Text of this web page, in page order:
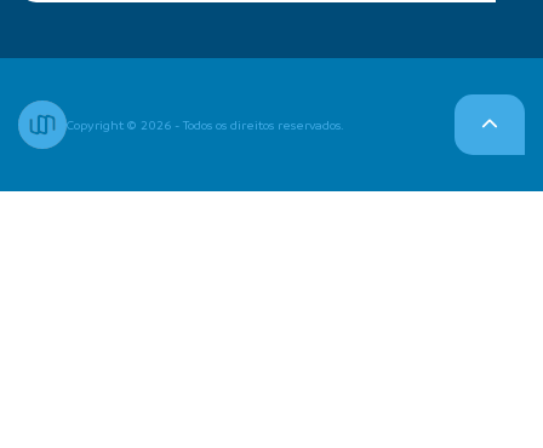
Copyright © 2026 - Todos os direitos reservados.